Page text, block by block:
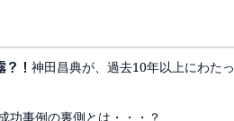
？！ 神田昌典が、過去10年以上にわたっ
功事例の裏側とは・・・？